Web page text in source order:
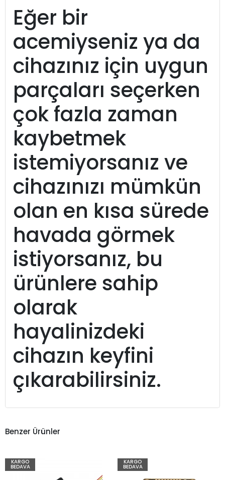
Eğer bir
acemiyseniz ya da
cihazınız için uygun
parçaları seçerken
çok fazla zaman
kaybetmek
istemiyorsanız ve
cihazınızı mümkün
olan en kısa sürede
havada görmek
istiyorsanız, bu
ürünlere sahip
olarak
hayalinizdeki
cihazın keyfini
çıkarabilirsiniz.
Benzer Ürünler
KARGO
BEDAVA
KARGO
BEDAVA